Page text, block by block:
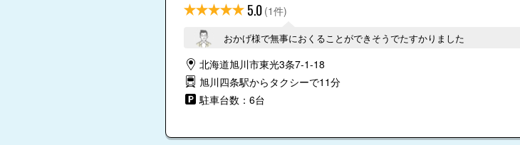
5.0 (1件)
おかげ様で無事におくることができそうでたすかりました
北海道旭川市東光3条7-1-18
旭川四条駅からタクシーで11分
駐車台数：6台